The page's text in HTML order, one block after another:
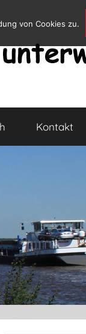
Kontakt
von Cookies zu.